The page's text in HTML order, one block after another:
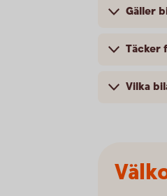
Gäller
Täcker
Vilka